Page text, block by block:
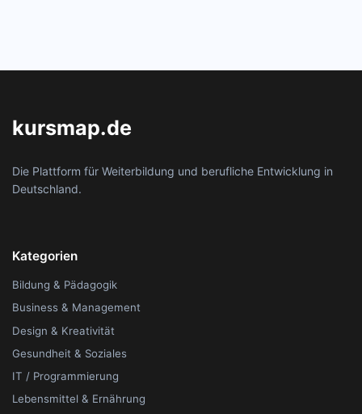
kursmap.de
Die Plattform für Weiterbildung und berufliche Entwicklung in
Deutschland.
Kategorien
Bildung & Pädagogik
Business & Management
Design & Kreativität
Gesundheit & Soziales
IT / Programmierung
Lebensmittel & Ernährung